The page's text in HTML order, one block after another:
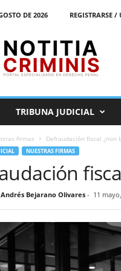
DE 2026 REGISTRARSE /
TRIBUNA JUDICIAL
firmas Defraudación fiscal ¿non
NUESTRAS FIRMAS
Bejarano Olivares- 11